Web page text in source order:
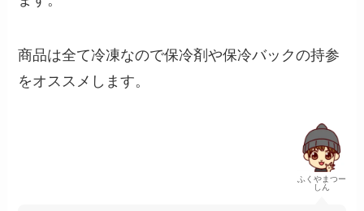
商品は全て冷凍なので保冷剤や保冷バックの持参
をオススメします。
ふくやまつー
しん